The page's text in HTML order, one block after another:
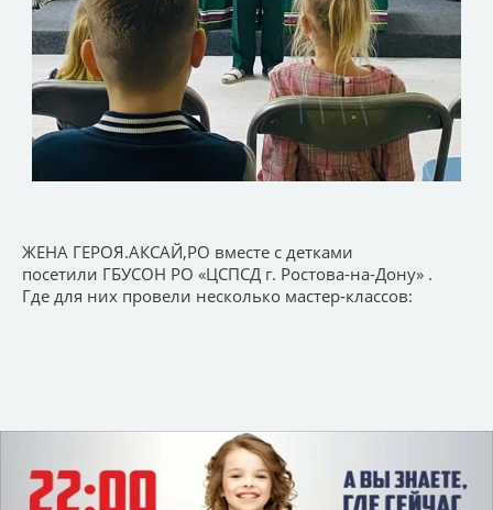
ЖЕНА ГЕРОЯ.АКСАЙ,РО вместе с детками
посетили ГБУСОН РО «ЦСПСД г. Ростова-на-Дону» .
Где для них провели несколько мастер-классов: